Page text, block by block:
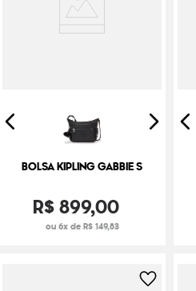
BOLSA KIPLING GABBIE S
R$899,00
ou 6x de R$ 149,83